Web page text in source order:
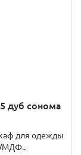
дуб сонома
для одежды
МДФ..